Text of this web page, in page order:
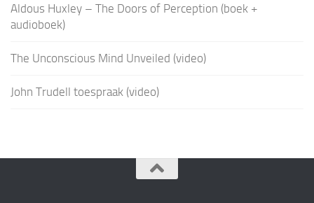
Aldous Huxley – The Doors of Perception (boek +
audioboek)
The Unconscious Mind Unveiled (video)
John Trudell toespraak (video)